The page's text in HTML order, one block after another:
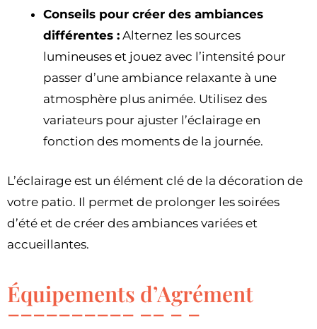
Conseils pour créer des ambiances
différentes : Alternez les sources
lumineuses et jouez avec l’intensité pour
passer d’une ambiance relaxante à une
atmosphère plus animée. Utilisez des
variateurs pour ajuster l’éclairage en
fonction des moments de la journée.
L’éclairage est un élément clé de la décoration de
votre patio. Il permet de prolonger les soirées
d’été et de créer des ambiances variées et
accueillantes.
Équipements d’Agrément